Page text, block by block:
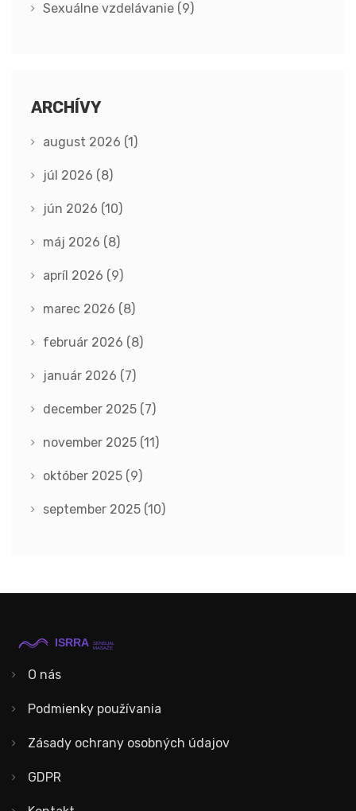
Sexuálne vzdelávanie (9)
ARCHÍVY
august 2026 (1)
júl 2026 (8)
jún 2026 (10)
máj 2026 (8)
apríl 2026 (9)
marec 2026 (8)
február 2026 (8)
január 2026 (7)
december 2025 (7)
november 2025 (11)
október 2025 (9)
september 2025 (10)
O nás
Podmienky používania
Zásady ochrany osobných údajov
GDPR